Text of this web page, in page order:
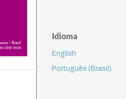
Idioma
English
Português (Brasil)